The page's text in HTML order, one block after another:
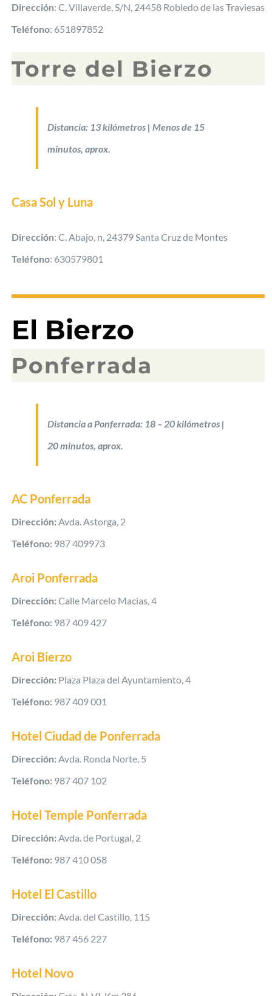
Dirección: C. Villaverde, S/N, 24458 Robledo de las Traviesas
Teléfono: 651897852
Torre del Bierzo
Distancia: 13 kilómetros | Menos de 15
minutos, aprox.
Casa Sol y Luna
Dirección: C. Abajo, n, 24379 Santa Cruz de Montes
Teléfono: 630579801
El Bierzo
Ponferrada
Distancia a Ponferrada: 18 – 20 kilómetros |
20 minutos, aprox.
AC Ponferrada
Dirección: Avda. Astorga, 2
Teléfono: 987 409973
Aroi Ponferrada
Dirección: Calle Marcelo Macias, 4
Teléfono: 987 409 427
Aroi Bierzo
Dirección: Plaza Plaza del Ayuntamiento, 4
Teléfono: 987 409 001
Hotel Ciudad de Ponferrada
Dirección:Avda. Ronda Norte, 5
Teléfono: 987 407 102
Hotel Temple Ponferrada
Dirección:Avda. de Portugal, 2
Teléfono: 987 410 058
Hotel El Castillo
Dirección:Avda. del Castillo, 115
Teléfono: 987 456 227
Hotel Novo